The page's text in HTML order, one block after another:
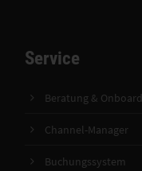
Service
Beratung &
Channel-Manager
Buchungssystem